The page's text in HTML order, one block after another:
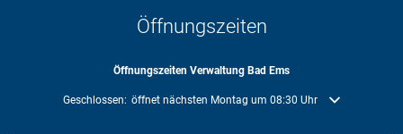
Öffnungszeiten
Öffnungszeiten Verwaltung Bad Ems
Klicken, um weitere Öffnungs- oder Schließzeiten auszublenden
Geschlossen: öffnet nächsten Montag um 08:30 Uhr